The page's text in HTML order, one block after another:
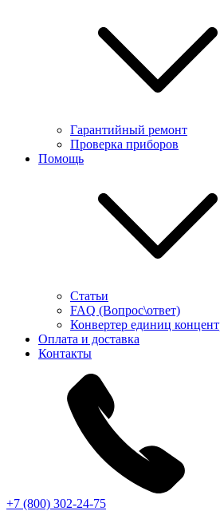
Гарантийный ремонт
Проверка приборов
Помощь
Статьи
FAQ (Вопрос\ответ)
Конвертер единиц
Оплата и доставка
Контакты
+7 (800) 302-24-75